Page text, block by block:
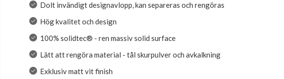
Dolt invändigt designavlopp, kan separeras och rengöras
Hög kvalitet och design
100% solidtec® - ren massiv solid surface
Lätt att rengöra material - tål skurpulver och avkalkning
Exklusiv matt vit finish